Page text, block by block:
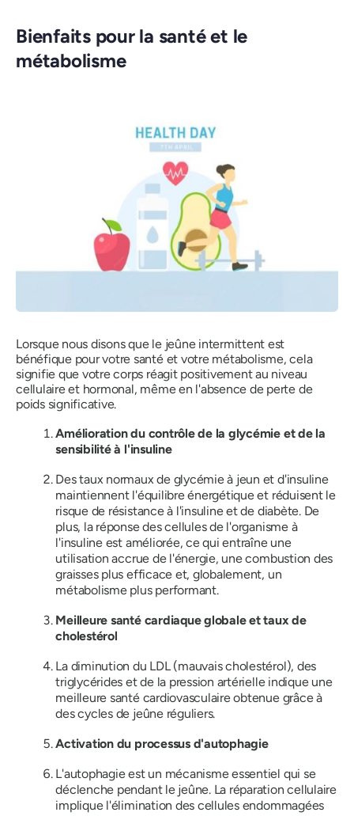
Bienfaits pour la santé et le
métabolisme
Lorsque nous disons que le jeûne intermittent est
bénéfique pour votre santé et votre métabolisme, cela
signifie que votre corps réagit positivement au niveau
cellulaire et hormonal, même en l'absence de perte de
poids significative.
Amélioration du contrôle de la glycémie et de la
sensibilité à l'insuline
Des taux normaux de glycémie à jeun et d'insuline
maintiennent l'équilibre énergétique et réduisent le
risque de résistance à l'insuline et de diabète. De
plus, la réponse des cellules de l'organisme à
l'insuline est améliorée, ce qui entraîne une
utilisation accrue de l'énergie, une combustion des
graisses plus efficace et, globalement, un
métabolisme plus performant.
Meilleure santé cardiaque globale et taux de
cholestérol
La diminution du LDL (mauvais cholestérol), des
triglycérides et de la pression artérielle indique une
meilleure santé cardiovasculaire obtenue grâce à
des cycles de jeûne réguliers.
Activation du processus d'autophagie
L'autophagie est un mécanisme essentiel qui se
déclenche pendant le jeûne. La réparation cellulaire
implique l'élimination des cellules endommagées